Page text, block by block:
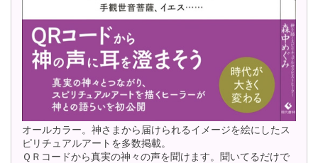
オールカラー。神さまから届けられるイメージを絵にしたス
ピリチュアルアートを多数掲載。
ＱＲコードから真実の神々の声を聞けます。聞いてるだけで